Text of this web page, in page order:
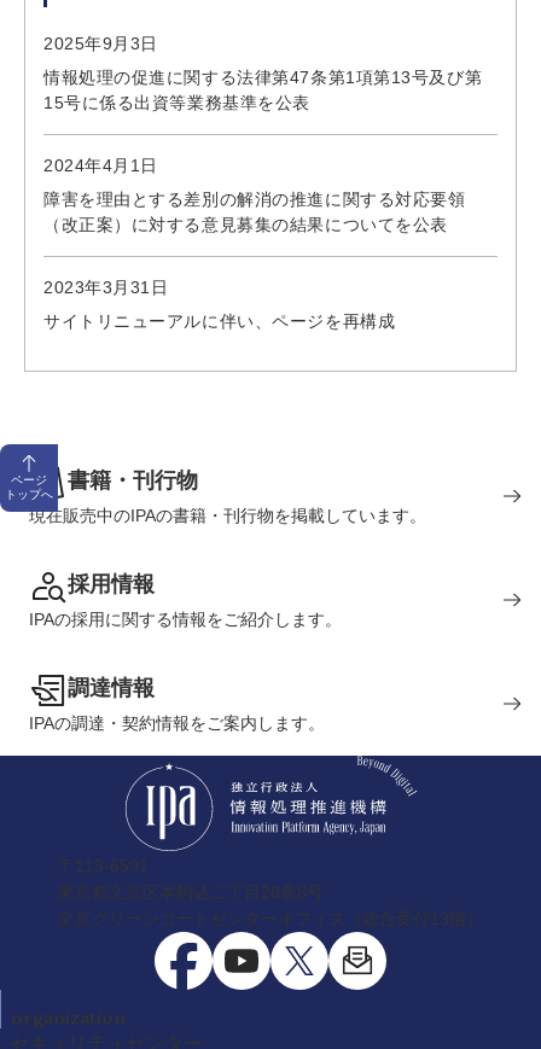
2025年9月3日
情報処理の促進に関する法律第47条第1項第13号及び第
15号に係る出資等業務基準を公表
2024年4月1日
障害を理由とする差別の解消の推進に関する対応要領
（改正案）に対する意見募集の結果についてを公表
2023年3月31日
サイトリニューアルに伴い、ページを再構成
ページ
トップへ
書籍・刊行物
現在販売中のIPAの書籍・刊行物を掲載しています。
採用情報
IPAの採用に関する情報をご紹介します。
調達情報
IPAの調達・契約情報をご案内します。
〒113-6591
東京都文京区本駒込二丁目28番8号
文京グリーンコートセンターオフィス（総合受付13階）
organization
セキュリティセンター